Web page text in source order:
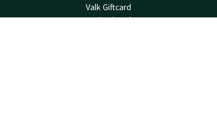
Valk Giftcard
Overige hotels